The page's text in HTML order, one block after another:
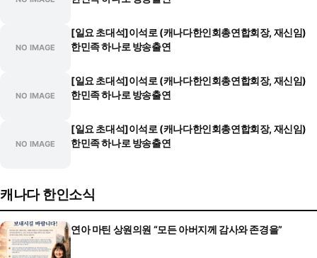
NO IMAGE
[일요 초대석]이석로 (캐나다한인회총연합회장, 재신임)
한민족 하나로 방송출연
NO IMAGE
[일요 초대석]이석로 (캐나다한인회총연합회장, 재신임)
한민족 하나로 방송출연
NO IMAGE
[일요 초대석]이석로 (캐나다한인회총연합회장, 재신임)
한민족 하나로 방송출연
캐나다 한인소식
연아 마틴 상원의원 “모든 아버지께 감사와 존경을”